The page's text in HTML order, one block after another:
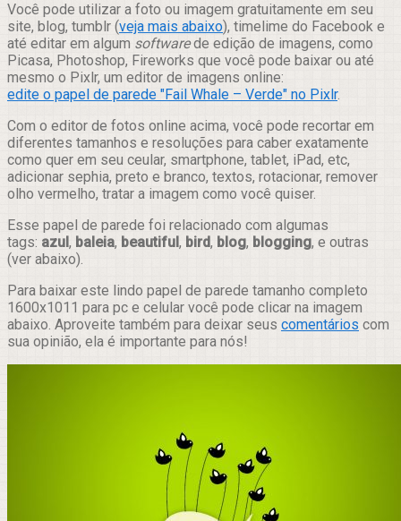
Você pode utilizar a foto ou imagem gratuitamente em seu
site, blog, tumblr (veja mais abaixo), timelime do Facebook e
até editar em algum softwarede edição de imagens, como
Picasa, Photoshop, Fireworks que você pode baixar ou até
mesmo o Pixlr, um editor de imagens online:
edite o papel de parede "Fail Whale – Verde" no Pixlr.
Com o editor de fotos online acima, você pode recortar em
diferentes tamanhos e resoluções para caber exatamente
como quer em seu ceular, smartphone, tablet, iPad, etc,
adicionar sephia, preto e branco, textos, rotacionar, remover
olho vermelho, tratar a imagem como você quiser.
Esse papel de parede foi relacionado com algumas
tags: azul, baleia, beautiful, bird, blog, blogging, e outras
(ver abaixo).
Para baixar este lindo papel de parede tamanho completo
1600x1011 para pc e celular você pode clicar na imagem
abaixo. Aproveite também para deixar seus comentários com
sua opinião, ela é importante para nós!